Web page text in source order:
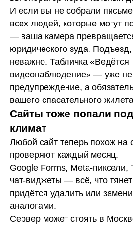
И если вы не собрали
всех людей, которые могут
— ваша камера
юридического зуда.
неважно. Табличка «Ведётся
видеонаблюдение» — уже
предупреждение, а
вашего спасательного
Сайты тоже попали
климат
Любой сайт теперь похож на
проверяют каждый месяц.
Google Forms, Meta-пиксели,
чат-виджеты — всё, что
придётся удалить или
аналогами.
Сервер может стоять в